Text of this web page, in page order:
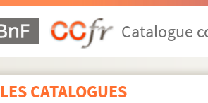
Catalogue
LES CATALOGUES